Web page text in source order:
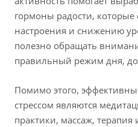
гормоны радости,
настроения и снижению
полезно обращать
правильный режим дня,
Помимо этого,
стрессом являются
практики, массаж, терапия